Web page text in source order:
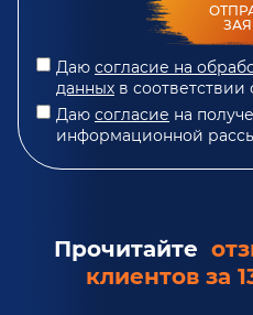
Даю согласие на
данных в соответствии
Даю согласие на
информационной
Прочитайте
клиентов за